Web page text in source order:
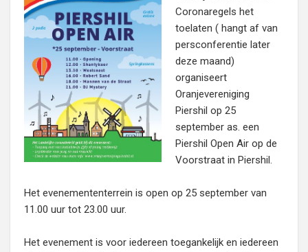
Coronaregels het
toelaten ( hangt af van
persconferentie later
deze maand)
organiseert
Oranjevereniging
Piershil op 25
september as. een
Piershil Open Air op de
Voorstraat in Piershil.
Het evenemententerrein is open op 25 september van
11.00 uur tot 23.00 uur.
Het evenement is voor iedereen toegankelijk en iedereen